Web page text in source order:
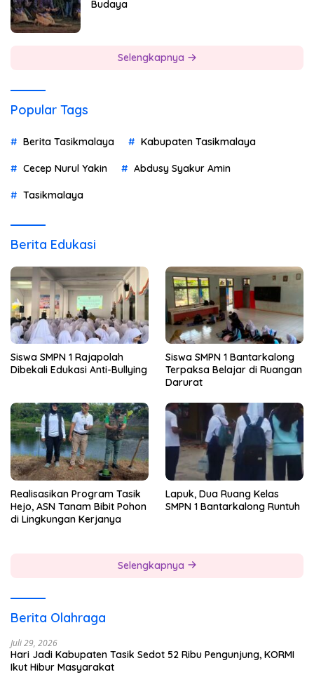
Budaya
Selengkapnya
Popular Tags
Berita Tasikmalaya Kabupaten Tasikmalaya
Cecep Nurul Yakin Abdusy Syakur Amin
Tasikmalaya
Berita Edukasi
Siswa SMPN 1 Rajapolah
Dibekali Edukasi Anti-Bullying
Siswa SMPN 1 Bantarkalong
Terpaksa Belajar di Ruangan
Darurat
Realisasikan Program Tasik
Hejo, ASN Tanam Bibit Pohon
di Lingkungan Kerjanya
Lapuk, Dua Ruang Kelas
SMPN 1 Bantarkalong Runtuh
Selengkapnya
Berita Olahraga
Juli 29, 2026
Hari Jadi Kabupaten Tasik Sedot 52 Ribu Pengunjung, KORMI
Ikut Hibur Masyarakat